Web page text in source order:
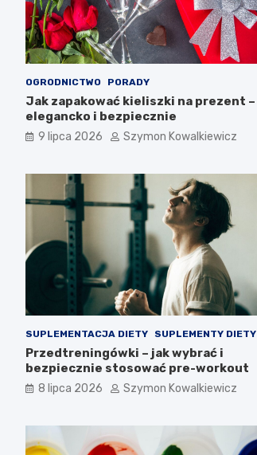
OGRODNICTWO PORADY
Jak zapakować kieliszki na prezent –
elegancko i bezpiecznie
9 lipca 2026 Szymon Kowalkiewicz
SUPLEMENTACJA DIETY SUPLEMENTY DIETY
Przedtreningówki – jak wybrać i
bezpiecznie stosować pre-workout
8 lipca 2026 Szymon Kowalkiewicz